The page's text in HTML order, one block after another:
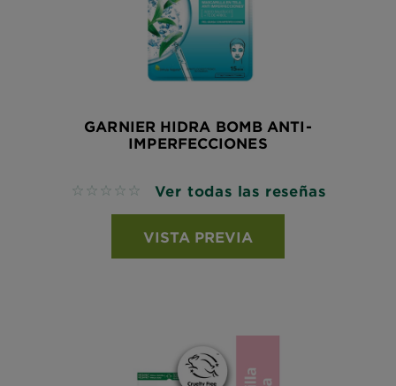
GARNIER HIDRA BOMB ANTI-
IMPERFECCIONES
No reviews Ver todas las reseñas
VISTA PREVIA